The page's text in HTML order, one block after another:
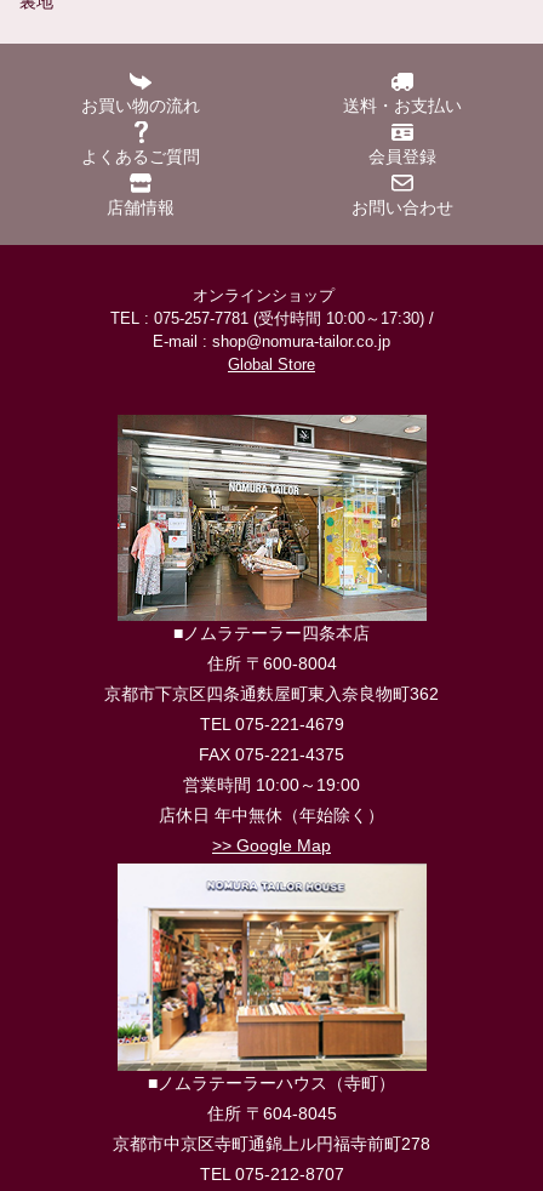
お買い物の流れ 送料・お支払い
よくあるご質問 会員登録
店舗情報 お問い合わせ
オンラインショップ
TEL : 075-257-7781 (受付時間 10:00～17:30) /
E-mail : shop@nomura-tailor.co.jp
Global Store
■ノムラテーラー四条本店
住所 〒600-8004
京都市下京区四条通麩屋町東入奈良物町362
TEL 075-221-4679
FAX 075-221-4375
営業時間 10:00～19:00
店休日 年中無休（年始除く）
>> Google Map
■ノムラテーラーハウス（寺町）
住所 〒604-8045
京都市中京区寺町通錦上ル円福寺前町278
TEL 075-212-8707